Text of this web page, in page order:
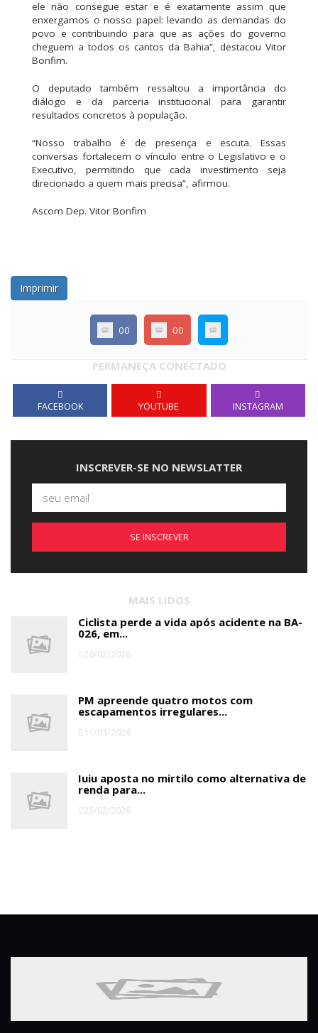
ele não consegue estar e é exatamente assim que
enxergamos o nosso papel: levando as demandas do
povo e contribuindo para que as ações do governo
cheguem a todos os cantos da Bahia”, destacou Vitor
Bonfim.
O deputado também ressaltou a importância do
diálogo e da parceria institucional para garantir
resultados concretos à população.
“Nosso trabalho é de presença e escuta. Essas
conversas fortalecem o vínculo entre o Legislativo e o
Executivo, permitindo que cada investimento seja
direcionado a quem mais precisa”, afirmou.
Ascom Dep. Vitor Bonfim
Imprimir
00 00
PERMANEÇA CONECTADO
FACEBOOK YOUTUBE INSTAGRAM
INSCREVER-SE NO NEWSLATTER
SE INSCREVER
MAIS LIDOS
Ciclista perde a vida após acidente na BA-
026, em...
26/02/2026
PM apreende quatro motos com
escapamentos irregulares...
11/01/2026
Iuiu aposta no mirtilo como alternativa de
renda para...
25/02/2026